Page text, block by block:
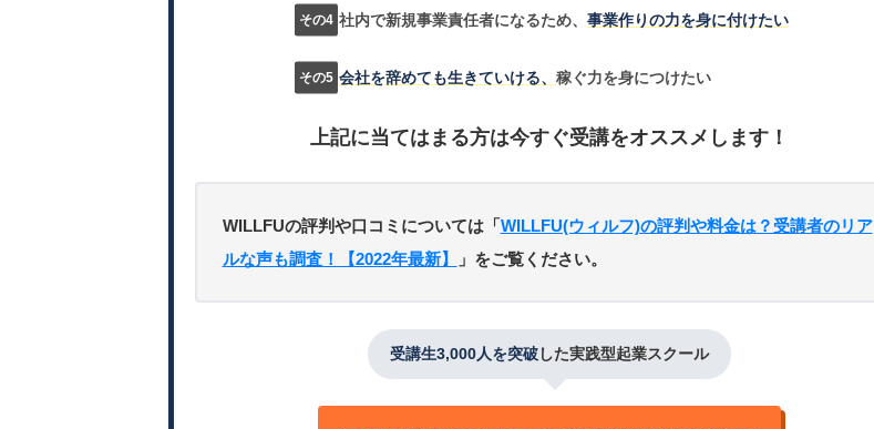
社内で新規事業責任者になるため、 事業作りの力を身に付けたい
会社を辞めても生きていける、 稼ぐ力を身につけたい
上記に当てはまる方は今すぐ受講をオススメします！
WILLFUの評判や口コミについては「WILLFU(ウィルフ)の評判や料金は？受講者のリア
ルな声も調査！【2022年最新】
」をご覧ください。
受講生3,000人を突破した実践型起業スクール